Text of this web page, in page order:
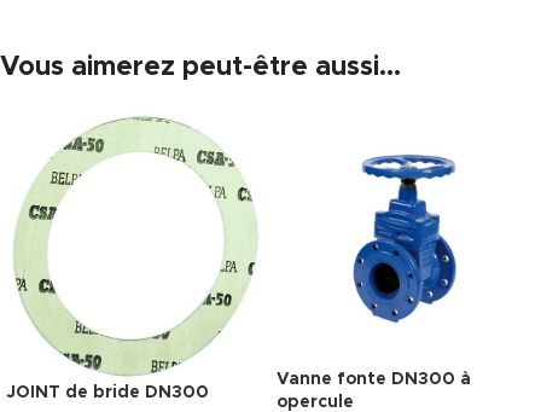
Vous aimerez peut-être aussi…
JOINT de bride DN300
Vanne fonte DN300 à
opercule